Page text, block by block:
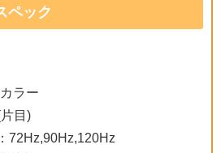
ペック
ラー
目)
72Hz,90Hz,120Hz